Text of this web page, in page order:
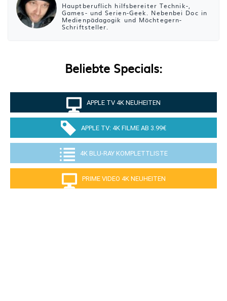
Hauptberuflich hilfsbereiter Technik-,
Games- und Serien-Geek. Nebenbei Doc in
Medienpädagogik und Möchtegern-
Schriftsteller.
Beliebte Specials:
APPLE TV 4K NEUHEITEN
APPLE TV: 4K FILME AB 3.99€
4K BLU-RAY KOMPLETTLISTE
PRIME VIDEO 4K NEUHEITEN